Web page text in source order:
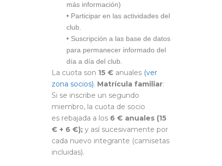
más información)
• Participar en las actividades del
club.
• Suscripción a las base de datos
para permanecer informado del
día a día del club.
La cuota son 15 € anuales (ver
zona socios). Matrícula familiar:
Si se inscribe un segundo
miembro, la cuota de socio
es rebajada a los 6 € anuales (15
€ + 6 €); y así sucesivamente por
cada nuevo integrante (camisetas
incluidas).